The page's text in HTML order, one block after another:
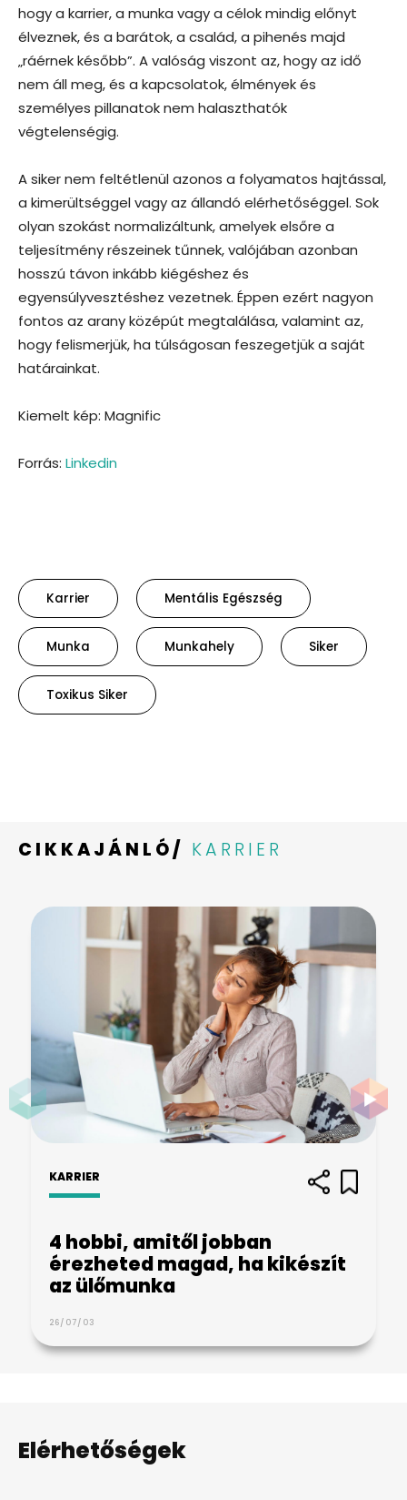
hogy a karrier, a munka vagy a célok mindig előnyt
élveznek, és a barátok, a család, a pihenés majd
„ráérnek később”. A valóság viszont az, hogy az idő
nem áll meg, és a kapcsolatok, élmények és
személyes pillanatok nem halaszthatók
végtelenségig.
A siker nem feltétlenül azonos a folyamatos hajtással,
a kimerültséggel vagy az állandó elérhetőséggel. Sok
olyan szokást normalizáltunk, amelyek elsőre a
teljesítmény részeinek tűnnek, valójában azonban
hosszú távon inkább kiégéshez és
egyensúlyvesztéshez vezetnek. Éppen ezért nagyon
fontos az arany középút megtalálása, valamint az,
hogy felismerjük, ha túlságosan feszegetjük a saját
határainkat.
Kiemelt kép: Magnific
Forrás: Linkedin
Karrier Mentális Egészség
Munka Munkahely Siker
Toxikus Siker
CIKKAJÁNLÓ/ KARRIER
KARRIER
4 hobbi, amitől jobban
érezheted magad, ha kikészít
az ülőmunka
26/07/03
Elérhetőségek